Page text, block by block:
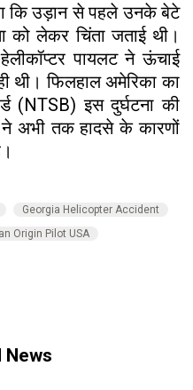
कि उड़ान से पहले उनके बेटे
लेकर चिंता जताई थी।
पायलट ने ऊंचाई
थी। फिलहाल अमेरिका का
(NTSB) इस दुर्घटना की
ने अभी तक हादसे के कारणों
Georgia Helicopter Accident
Origin Pilot USA
News